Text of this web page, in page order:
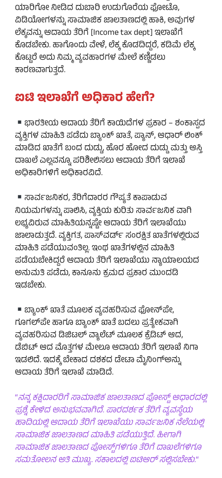
ಯಾರಿಗೋ ನೀಡಿದ ದುಬಾರಿ ಉಡುಗೊರೆಯ ಫೋಟೊ,
ವಿಡಿಯೋಗಳನ್ನು ಸಾಮಾಜಿಕ ಜಾಲತಾಣದಲ್ಲಿ ಹಾಕಿ, ಅವುಗಳ
ಲೆಕ್ಕವನ್ನು ಆದಾಯ ತೆರಿಗೆ [Income tax dept] ಇಲಾಖೆಗೆ
ಕೊಡಬೇಕು. ಹಾಗೊಂದು ವೇಳೆ, ಲೆಕ್ಕ ಕೊಡದಿದ್ದರೆ, ಕಡಿಮೆ ಲೆಕ್ಕ
ಕೊಟ್ಟರೆ ಅದು ನಿಮ್ಮ ವ್ಯವಹಾರಗಳ ಮೇಲೆ ಕಣ್ಣಿಡಲು
ಕಾರಣವಾಗುತ್ತದೆ.
ಐಟಿ ಇಲಾಖೆಗೆ ಅಧಿಕಾರ ಹೇಗೆ?
ಭಾರತೀಯ ಆದಾಯ ತೆರಿಗೆ ಕಾಯಿದೆಗಳ ಪ್ರಕಾರ – ಶಂಕಾಸ್ಪದ
ವ್ಯಕ್ತಿಗಳ ಮಾಹಿತಿ ಪಡೆದು ಬ್ಯಾಂಕ್ ಖಾತೆ, ಪ್ಯಾನ್, ಆಧಾರ್ ಲಿಂಕ್
ಮಾಡಿದ ಖಾತೆಗೆ ಬಂದ ದುಡ್ಡು, ಹೊರ ಹೋದ ದುಡ್ಡು ಮತ್ತು ಆಸ್ತಿ
ದಾಖಲೆ ಎಲ್ಲವನ್ನೂ ಪರಿಶೀಲಿಸಲು ಆದಾಯ ತೆರಿಗೆ ಇಲಾಖೆ
ಅಧಿಕಾರಿಗಳಿಗೆ ಅಧಿಕಾರವಿದೆ.
ಸಾರ್ವಜನಿಕರ, ತೆರಿಗೆದಾರರ ಗೌಪ್ಯತೆ ಕಾಪಾಡುವ
ನಿಯಮಗಳನ್ನು ಪಾಲಿಸಿ, ವ್ಯಕ್ತಿಯ ಕುರಿತು ಸಾರ್ವಜನಿಕ ವಾಗಿ
ಲಭ್ಯವಿರುವ ಮಾಹಿತಿಯನ್ನಷ್ಟೇ ಆದಾಯ ತೆರಿಗೆ ಇಲಾಖೆಯು
ಜಾಲಾಡುತ್ತದೆ. ವ್ಯಕ್ತಿಗತ, ಪಾಸ್‌ವರ್ಡ್ ಸಂರಕ್ಷಿತ ಖಾತೆಗಳಲ್ಲಿರುವ
ಮಾಹಿತಿ ಪಡೆಯುವಂತಿಲ್ಲ. ಇಂಥ ಖಾತೆಗಳಲ್ಲಿನ ಮಾಹಿತಿ
ಪಡೆಯಬೇಕಿದ್ದರೆ ಆದಾಯ ತೆರಿಗೆ ಇಲಾಖೆಯು ನ್ಯಾಯಾಲಯದ
ಅನುಮತಿ ಪಡೆದು, ಕಾನೂನು ಕ್ರಮದ ಪ್ರಕಾರ ಮುಂದಡಿ
ಇಡಬೇಕು.
ಬ್ಯಾಂಕ್ ಖಾತೆ ಮೂಲಕ ವ್ಯವಹರಿಸುವ ಫೋನ್‌ಪೇ,
ಗೂಗಲ್‌ಪೇ ಹಾಗೂ ಬ್ಯಾಂಕ್ ಖಾತೆ ಬದಲು ಪ್ರತ್ಯೇಕವಾಗಿ
ವ್ಯವಹರಿಸುವ ಡಿಜಿಟಲ್ ವ್ಯಾಲೆಟ್ ಮೂಲಕ ಕ್ರೆಡಿಟ್ ಆದ,
ಡೆಬಿಟ್ ಆದ ಮೊತ್ತಗಳ ಮೇಲೂ ಆದಾಯ ತೆರಿಗೆ ಇಲಾಖೆ ನಿಗಾ
ಇಡಲಿದೆ. ಇದಕ್ಕೆ ಬೇಕಾದ ದಶಕದ ಡೇಟಾ ಮೈನಿಂಗ್‌ಅನ್ನು
ಆದಾಯ ತೆರಿಗೆ ಇಲಾಖೆ ಮಾಡಿದೆ.
“ನನ್ನ ಕಕ್ಷಿದಾರರಿಗೆ ಸಾಮಾಜಿಕ ಜಾಲತಾಣದ ಪೋಸ್ಟ್ ಆಧಾರದಲ್ಲಿ
ಪ್ರಶ್ನೆ ಕೇಳಿದ ಅನುಭವವಾಗಿದೆ. ಪಾರದರ್ಶಕ ತೆರಿಗೆ ವ್ಯವಸ್ಥೆಯ
ಹಾದಿಯಲ್ಲಿ ಆದಾಯ ತೆರಿಗೆ ಇಲಾಖೆಯು ಸಾರ್ವಜನಿಕ ನೆಲೆಯಲ್ಲಿ
ಸಾಮಾಜಿಕ ಜಾಲತಾಣದ ಮಾಹಿತಿ ಪಡೆಯುತ್ತಿದೆ. ಹೀಗಾಗಿ
ಸಾಮಾಜಿಕ ಜಾಲತಾಣದ ಪೋಸ್ಟ್‌ಗಳಿಗೂ ತೆರಿಗೆ ದಾಖಲೆಗಳಿಗೂ
ಸಮತೋಲನ ಅತಿ ಮುಖ್ಯ. ಸಕಾಲದಲ್ಲಿ ಐಟಿಆರ್ ಸಲ್ಲಿಸಬೇಕು.“